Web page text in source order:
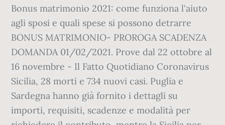
Bonus matrimonio 2021: come funziona l'aiuto
agli sposi e quali spese si possono detrarre
BONUS MATRIMONIO- PROROGA SCADENZA
DOMANDA 01/02/2021. Prove dal 22 ottobre al
16 novembre - Il Fatto Quotidiano Coronavirus
Sicilia, 28 morti e 734 nuovi casi. Puglia e
Sardegna hanno già fornito i dettagli su
importi, requisiti, scadenze e modalità per